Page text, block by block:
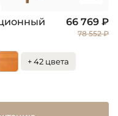
66 769 ₽
78 552 ₽
+ 42 цвета